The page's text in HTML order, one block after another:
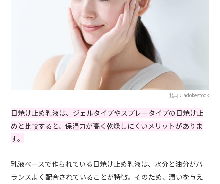
出典：adobestock
日焼け止め乳液は、ジェルタイプやスプレータイプの日焼け止
めと比較すると、保湿力が高く乾燥しにくいメリットがありま
す。
乳液ベースで作られている日焼け止め乳液は、水分と油分がバ
ランスよく配合されていることが特徴。そのため、潤いを与え